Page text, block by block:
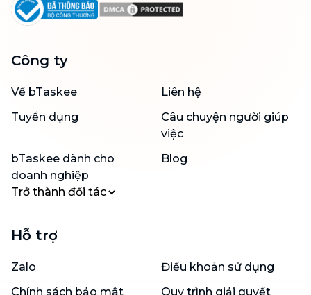
Công ty
Về bTaskee
Liên hệ
Tuyển dụng
Câu chuyện người giúp
việc
bTaskee dành cho
doanh nghiệp
Blog
Trở thành đối tác
Hỗ trợ
Zalo
Điều khoản sử dụng
Chính sách bảo mật
Quy trình giải quyết